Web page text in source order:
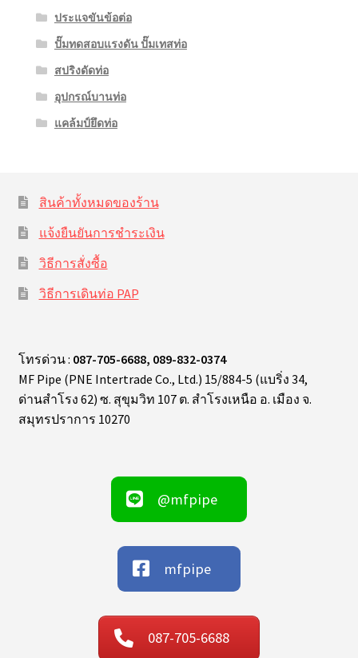
ประแจขันข้อต่อ
ปั๊มทดสอบแรงดัน ปั๊มเทสท่อ
สปริงดัดท่อ
อุปกรณ์บานท่อ
แคล้มป์ยึดท่อ
สินค้าทั้งหมดของร้าน
แจ้งยืนยันการชำระเงิน
วิธีการสั่งซื้อ
วิธีการเดินท่อ PAP
โทรด่วน : 087-705-6688, 089-832-0374
MF Pipe (PNE Intertrade Co., Ltd.) 15/884-5 (แบริ่ง 34,
ด่านสำโรง 62) ซ. สุขุมวิท 107 ต. สำโรงเหนือ อ. เมือง จ.
สมุทรปราการ 10270
@mfpipe
mfpipe
087-705-6688